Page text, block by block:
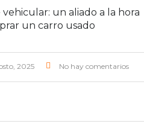
vehicular: un aliado a la hora
un carro usado
2025 No hay comentarios